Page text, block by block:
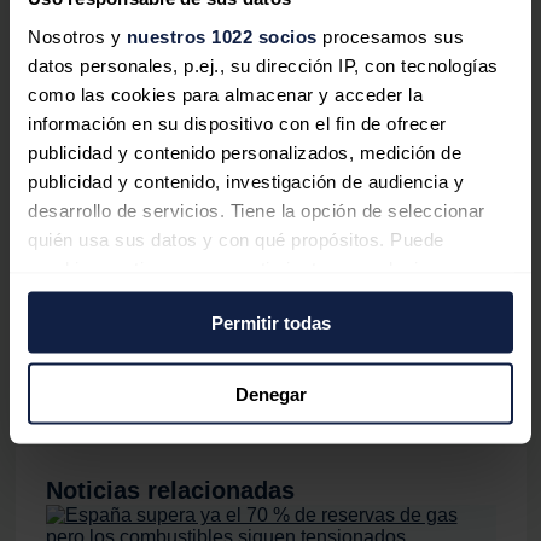
Nosotros y nuestros 1022 socios procesamos sus
datos personales, p.ej., su dirección IP, con tecnologías
como las cookies para almacenar y acceder la
información en su dispositivo con el fin de ofrecer
publicidad y contenido personalizados, medición de
publicidad y contenido, investigación de audiencia y
desarrollo de servicios. Tiene la opción de seleccionar
quién usa sus datos y con qué propósitos. Puede
momento desde la Declaración de cookies o clicando en
el Menú de consentimiento.
Si lo permite, también quisiéramos:
Recopilar información sobre su ubicación
geográfica que puede tener una precisión de varios
Identificar su dispositivo analizándolo activamente
para buscar características específicas (huellas
Permitir todas
Denegar
esencialmente, es a las grandes compañías eléctricas".
"No puede ser que en este país las eléctricas se sigan
enriqueciendo, forrando, ante la inacción del Gobierno
de España", ha advertido Pablo Fernández, quien "ante
esa nueva subida del IVA al 21% en junio de la luz y del
gas", ha exigido al Ejecutivo que ponga "un tope a los
precios", así como que acometa "una intervención del
mayoría social en este país va a poder tener una factura
concluido el dirigente de Podemos.
Noticias relacionadas